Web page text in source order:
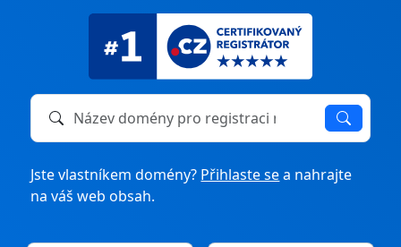
Název domény k registraci nebo převodu
Jste vlastníkem domény? Přihlaste sea nahrajte
na váš web obsah.